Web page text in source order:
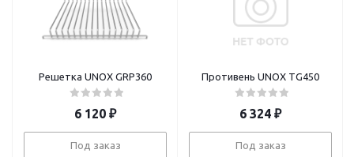
Решетка UNOX GRP360
6 120 ₽
Под заказ
Противень UNOX TG450
6 324 ₽
Под заказ